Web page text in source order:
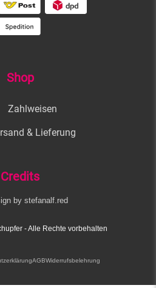
Shop
Zahlweisen
& Lieferung
Credits
by stefanalf.red
- Alle Rechte vorbehalten
AGBWiderrufsbelehrung